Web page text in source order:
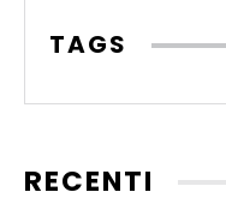
TAGS
RECENTI